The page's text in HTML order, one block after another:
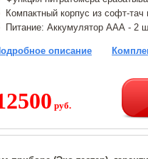
Компактный корпус из софт-тач
Питание: Аккумулятор ААА - 2
описание
руб.